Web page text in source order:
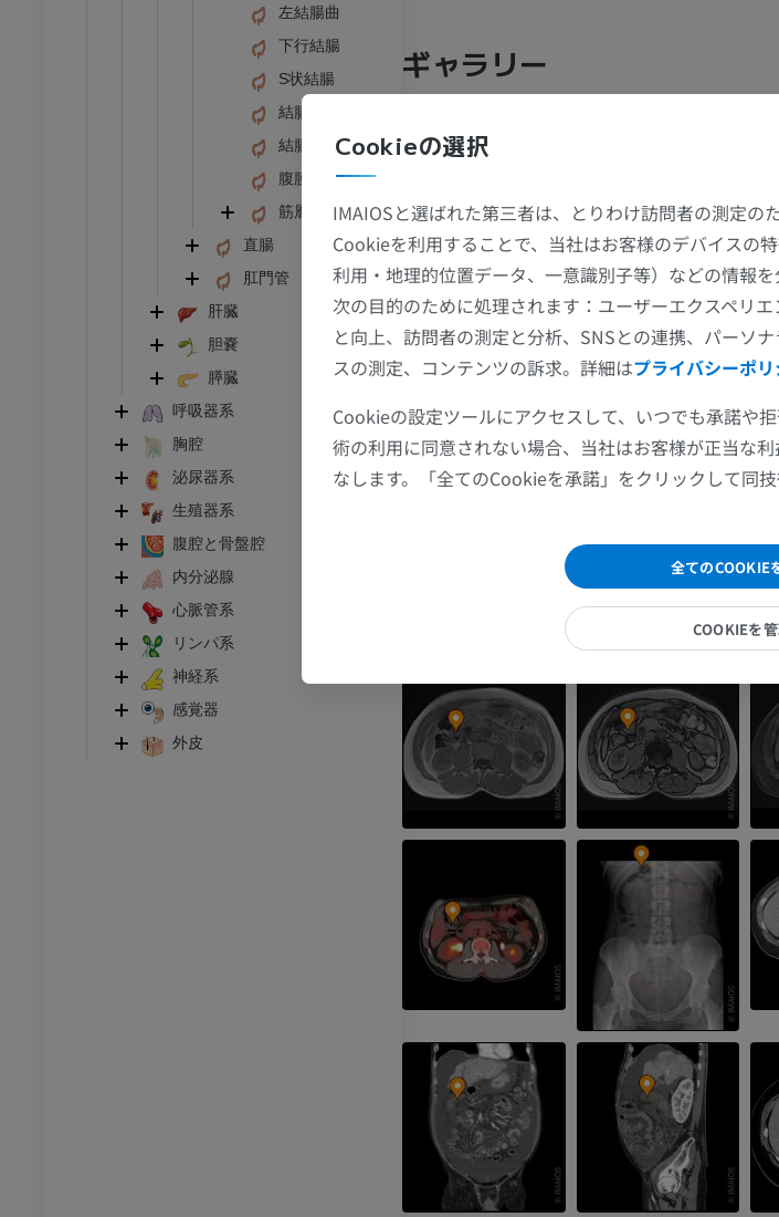
左結腸曲
下行結腸
S状結腸
結腸半月ヒダ
結腸膨起
腹膜垂
筋層
直腸
肛門管
肝臓
胆嚢
膵臓
呼吸器系
胸腔
泌尿器系
生殖器系
腹腔と骨盤腔
内分泌腺
心脈管系
リンパ系
神経系
感覚器
外皮
ギャラリー
足根MRI
MRI
プレミアム
下肢X線
足根および足部のCT
MRI
プレミアム
肩関節MRI
MRI
プレミアム
手関節MRI
MRI
プレミアム
肘関節MRI
MRI
プレミアム
MRI
プレミアム
上肢X線
X線画像
プレミアム
イラストレーション
プレミアム
上肢動脈造影
血管造影
Visible Human Project
Cookieの選択
IMAIOSと選ばれた第三者は、とりわけ訪問者の測定の
Cookieを利用することで、当社はお客様のデバイスの
利用・地理的位置データ、一意識別子等）などの情報
次の目的のために処理されます：ユーザーエクスペリ
と向上、訪問者の測定と分析、SNSとの連携、パーソ
スの測定、コンテンツの訴求。詳細はプライバシーポリ
Cookieの設定ツールにアクセスして、いつでも承諾や
術の利用に同意されない場合、当社はお客様が正当な
なします。「全てのCookieを承諾」をクリックして同
全てのCOOKIE
COOKIEを